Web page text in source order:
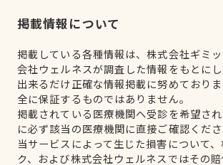
掲載情報について
掲載している各種情報は、株式会社ギミ
会社ウェルネスが調査した情報をもとにし
出来るだけ正確な情報掲載に努めており
全に保証するものではありません。
掲載されている医療機関へ受診を希望さ
に必ず該当の医療機関に直接ご確認くださ
当サービスによって生じた損害について
ク、および株式会社ウェルネスではその